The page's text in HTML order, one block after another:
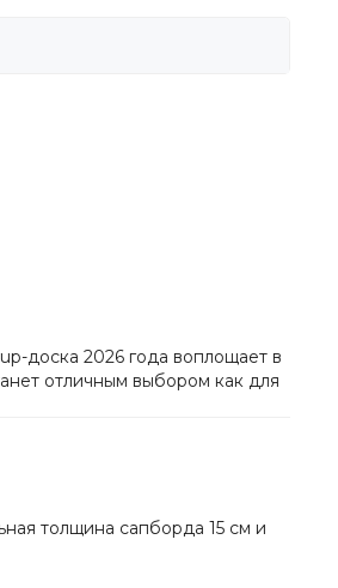
доска 2026 года воплощает в
отличным выбором как для
толщина сапборда 15 см и